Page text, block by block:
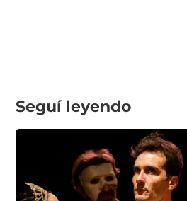
Seguí leyendo